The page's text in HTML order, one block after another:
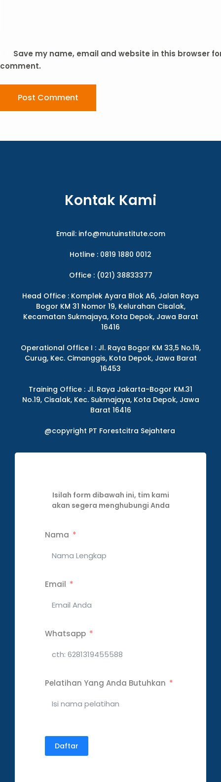
Save my name, email and website in this browser
comment.
Post Comment
Kontak Kami
Email: info@mutuinstitute.com
Hotline : 0819 1880 0012
Office : (021) 38833377
Head Office : Komplek Ayara Blok A6, Jalan Raya
Bogor KM 31 Nomor 19, Kelurahan Cisalak,
Kecamatan Sukmajaya, Kota Depok, Jawa Barat
16416
Operational Office I : Jl. Raya Bogor KM 33,5 No.19,
Curug, Kec. Cimanggis, Kota Depok, Jawa Barat
16453
Training Office : Jl. Raya Jakarta-Bogor KM.31
No.19, Cisalak, Kec. Sukmajaya, Kota Depok, Jawa
Barat 16416
@copyright PT Forestcitra Sejahtera
Isilah form dibawah ini, tim kami
akan segera menghubungi Anda
Nama
Email
Whatsapp
Pelatihan Yang Anda Butuhkan
Daftar